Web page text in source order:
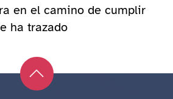
en el camino de cumplir
ha trazado